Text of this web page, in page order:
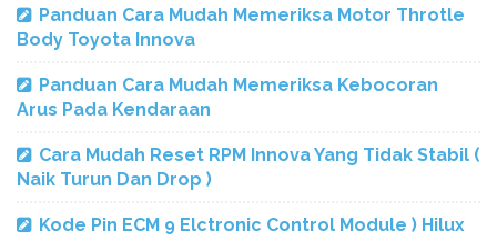
Panduan Cara Mudah Memeriksa Motor Throtle
Body Toyota Innova
Panduan Cara Mudah Memeriksa Kebocoran
Arus Pada Kendaraan
Cara Mudah Reset RPM Innova Yang Tidak Stabil (
Naik Turun Dan Drop )
Kode Pin ECM 9 Elctronic Control Module ) Hilux